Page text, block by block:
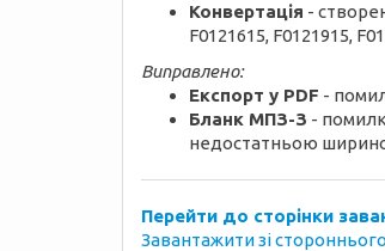
Конвертація -
F0121615, F0121915,
Виправлено:
Експорт у PDF -
Бланк МПЗ-З -
недостатньою
Перейти до сторінки
Завантажити зі